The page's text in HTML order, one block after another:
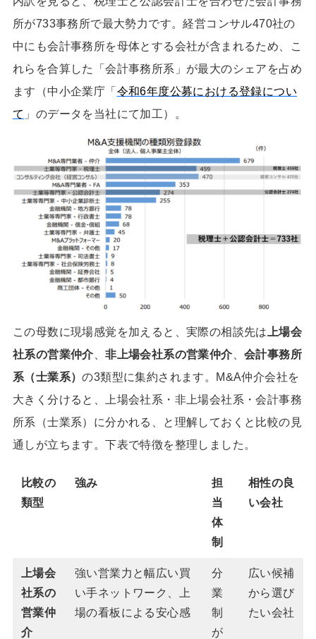
所が733事務所で最大勢力です。経営コンサル470社の
中にも会計事務所を母体とする会社が含まれるため、こ
れらを合算した「会計事務所系」が最大のシェアを占め
ます（中小企業庁「 令和6年度公募における登録につい
て 」のデータを当社にて加工）。
この母数に現場感覚を加えると、実際の相談先は
上場会
社系の営業仲介 、非上場会社系の営業仲介
会計事務所
系（士業系）の3類型に集約されます。M&A仲介会社を
大きく分けると、上場会社系・非上場会社系・会計事務
所系（士業系）に分かれる、と理解しておくと比較の見
通しが立ちます。下表で特徴を整理しました。
比較の
類型
強み
担
当
体
制
相性の良
い会社
上場会
社系の
営業仲
介
強い営業力と幅広い買
い手ネットワーク、上
場の看板による安心感
分
業
制
が
広い候補
から選び
たい会社